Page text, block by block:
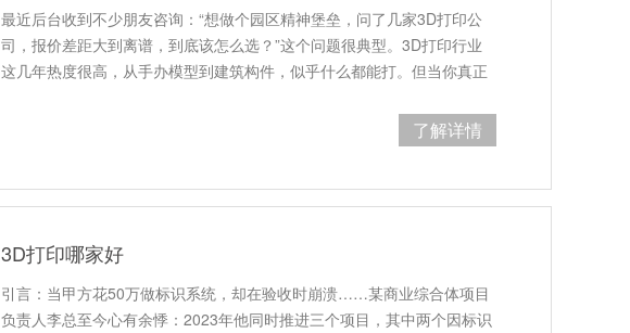
最近后台收到不少朋友咨询：“想做个园区精神堡垒，问了几家3D打印公
司，报价差距大到离谱，到底该怎么选？”这个问题很典型。3D打印行业
这几年热度很高，从手办模型到建筑构件，似乎什么都能打。但当你真正
了解详情
3D打印哪家好
引言：当甲方花50万做标识系统，却在验收时崩溃……某商业综合体项目
负责人李总至今心有余悸：2023年他同时推进三个项目，其中两个因标识